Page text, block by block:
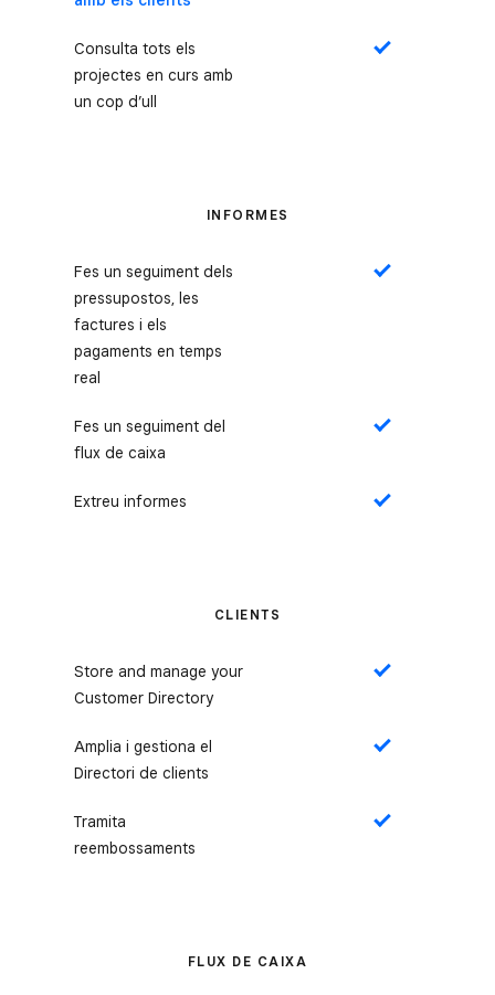
Consulta tots els
projectes en curs amb
un cop d’ull
Sí
INFORMES
Fes un seguiment dels
pressupostos, les
factures i els
pagaments en temps
real
Sí
Fes un seguiment del
flux de caixa
Sí
Extreu informes Sí
CLIENTS
Store and manage your
Customer Directory
Sí
Amplia i gestiona el
Directori de clients
Sí
Tramita
reembossaments
Sí
FLUX DE CAIXA